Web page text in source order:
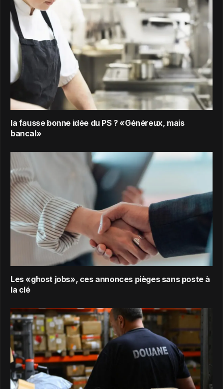
la fausse bonne idée du PS ? «Généreux, mais
bancal»
Les «ghost jobs», ces annonces pièges sans poste à
la clé